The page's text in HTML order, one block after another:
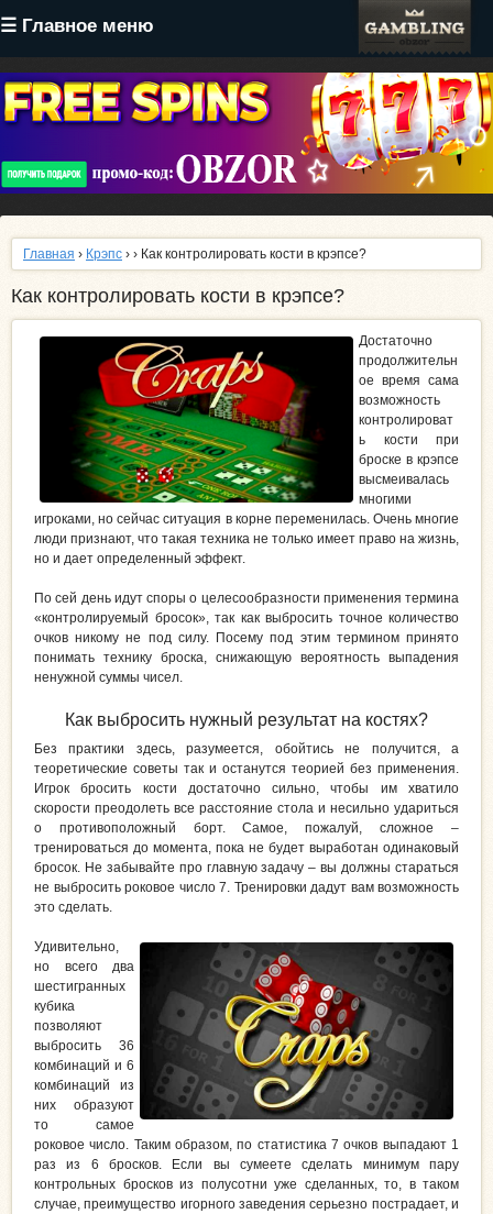
☰ Главное меню
содержанию
Главная › Крэпс › › Как контролировать кости в крэпсе?
Как контролировать кости в крэпсе?
Достаточно
продолжительн
ое время сама
возможность
контролироват
ь кости при
броске в крэпсе
высмеивалась
многими
игроками, но сейчас ситуация в корне переменилась. Очень многие
люди признают, что такая техника не только имеет право на жизнь,
но и дает определенный эффект.
По сей день идут споры о целесообразности применения термина
«контролируемый бросок», так как выбросить точное количество
очков никому не под силу. Посему под этим термином принято
понимать технику броска, снижающую вероятность выпадения
ненужной суммы чисел.
Как выбросить нужный результат на костях?
Без практики здесь, разумеется, обойтись не получится, а
теоретические советы так и останутся теорией без применения.
Игрок бросить кости достаточно сильно, чтобы им хватило
скорости преодолеть все расстояние стола и несильно удариться
о противоположный борт. Самое, пожалуй, сложное –
тренироваться до момента, пока не будет выработан одинаковый
бросок. Не забывайте про главную задачу – вы должны стараться
не выбросить роковое число 7. Тренировки дадут вам возможность
это сделать.
Удивительно,
но всего два
шестигранных
кубика
позволяют
выбросить 36
комбинаций и 6
комбинаций из
них образуют
то самое
роковое число. Таким образом, по статистика 7 очков выпадают 1
раз из 6 бросков. Если вы сумеете сделать минимум пару
контрольных бросков из полусотни уже сделанных, то, в таком
случае, преимущество игорного заведения серьезно пострадает, и